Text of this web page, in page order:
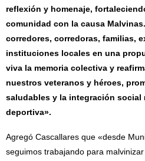
reflexión y homenaje,
comunidad con la causa
corredores, corredoras, familias,
instituciones locales en una
viva la memoria colectiva y
nuestros veteranos y héroes,
saludables y la integración social
deportiva».
Agregó Cascallares que «desde
seguimos trabajando para